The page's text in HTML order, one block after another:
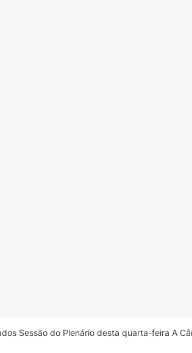
Sessão do Plenário desta quarta-feira A